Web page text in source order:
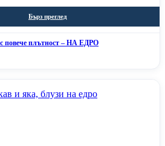
Бърз преглед
повече плътност – НА ЕДРО